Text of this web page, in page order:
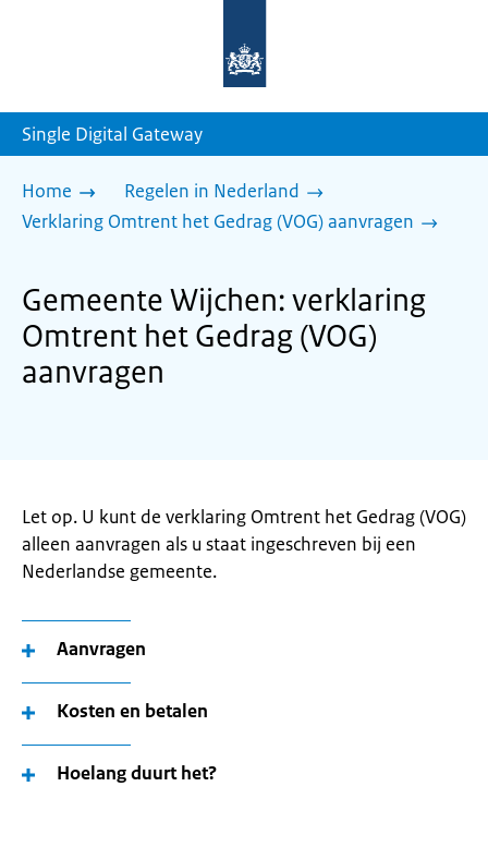
homepage
Single Digital Gateway
Home
Regelen in Nederland
Verklaring Omtrent het Gedrag (VOG) aanvragen
Gemeente Wijchen: verklaring
Omtrent het Gedrag (VOG)
aanvragen
Let op. U kunt de verklaring Omtrent het Gedrag (VOG)
alleen aanvragen als u staat ingeschreven bij een
Nederlandse gemeente.
Aanvragen
Kosten en betalen
Hoelang duurt het?